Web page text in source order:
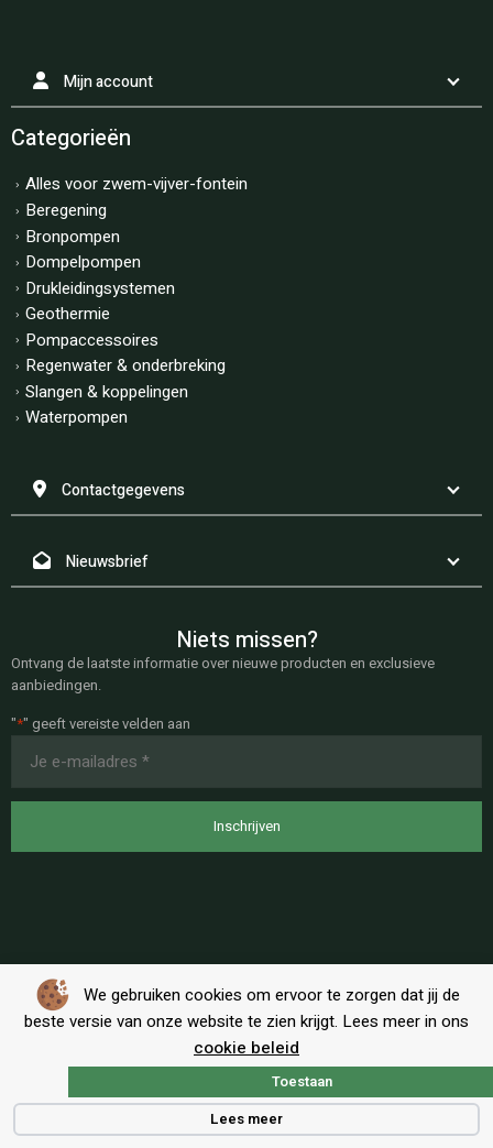
We gebruiken cookies om ervoor te zorgen dat jij de
beste versie van onze website te zien krijgt. Lees meer in ons
cookie beleid
Toestaan
Lees meer
Mijn account
Categorieën
Alles voor zwem-vijver-fontein
Beregening
Bronpompen
Dompelpompen
Drukleidingsystemen
Geothermie
Pompaccessoires
Regenwater & onderbreking
Slangen & koppelingen
Waterpompen
Contactgegevens
Nieuwsbrief
Niets missen?
Ontvang de laatste informatie over nieuwe producten en exclusieve
aanbiedingen.
"*" geeft vereiste velden aan
mailadres
*
Copyright © BT-Shop Alle rechten voorbehouden
Algemene voorwaarden|Privacy